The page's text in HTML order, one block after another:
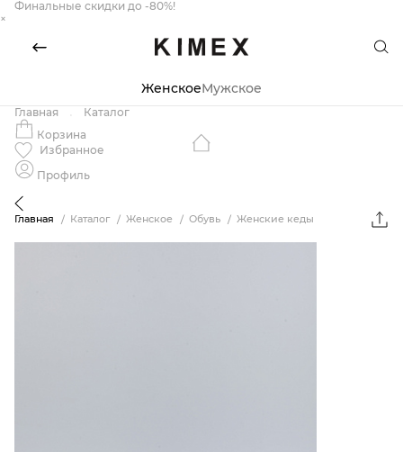
Финальные скидки до -80%!
×
ЖенскоеМужское
Главная
Каталог
Корзина
Избранное
Профиль
Главная Каталог Женское Обувь Женские кеды